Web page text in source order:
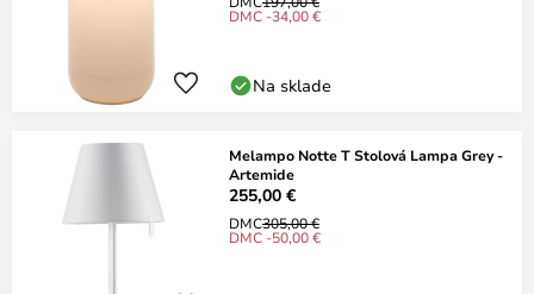
DMC -34,00 €
Na sklade
Melampo Notte T Stolová Lampa Grey -
Artemide
255,00 €
DMC305,00 €
DMC -50,00 €